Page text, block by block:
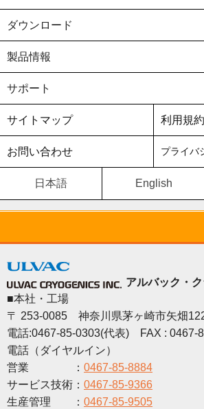
アルバック・
■本社・工場
〒 253-0085 神奈川県茅ヶ崎市矢畑
電話:0467-85-0303(代表) FAX : 0467-
電話（ダイヤルイン）
営業 ： 0467-85-8884
サービス技術： 0467-85-9366
生産管理 ： 0467-85-9505
ダウンロード
製品情報
サポート
サイトマップ 利用規約
お問い合わせ プライバ
English
日本語